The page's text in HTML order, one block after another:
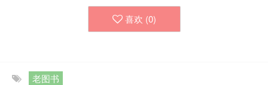
喜欢 (0)
老图书